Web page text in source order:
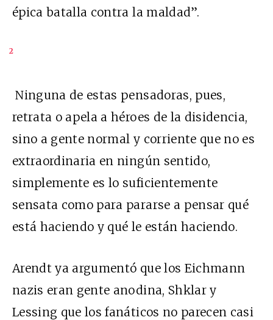
épica batalla contra la maldad”.
2
Ninguna de estas pensadoras, pues,
retrata o apela a héroes de la disidencia,
sino a gente normal y corriente que no es
extraordinaria en ningún sentido,
simplemente es lo suficientemente
sensata como para pararse a pensar qué
está haciendo y qué le están haciendo.
Arendt ya argumentó que los Eichmann
nazis eran gente anodina, Shklar y
Lessing que los fanáticos no parecen casi